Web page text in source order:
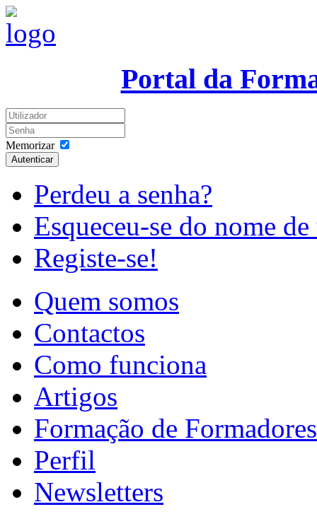
Portal da
Memorizar
Autenticar
Perdeu a senha?
Esqueceu-se do nome
Registe-se!
Quem somos
Contactos
Como funciona
Artigos
Formação de Formadores
Perfil
Newsletters